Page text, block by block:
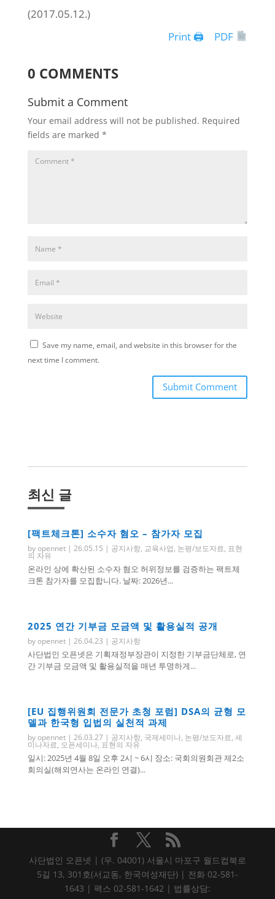
(2017.05.12.)
Print 🖨
PDF
0 COMMENTS
Submit a Comment
Your email address will not be published. Required
fields are marked *
Save my name, email, and website in this browser for the
next time I comment.
Submit Comment
최신 글
[팩트체크톤] 소수자 혐오 – 참가자 모집
byopennet| 26.05.15 | 공지사항, 교육사업, 논평/보도자료, 표현
의 자유
온라인 상에 확산된 소수자 혐오 허위정보를 검증하는 팩트체
크톤 참가자를 모집합니다. 날짜: 2026년...
2025 연간 기부금 모금액 및 활용실적 공개
byopennet| 26.04.23 | 공지사항
사단법인 오픈넷은 기획재정부장관이 지정한 기부금단체로, 연
간 기부금 모금액 및 활용실적을 매년 투명하게...
[EU 집행위원회 전문가 초청 포럼] DSA의 균형 모
델과 한국형 입법의 실천적 과제
byopennet| 26.03.27| 공지사항, 국제세미나, 논평/보도자료, 세
미나자료, 오픈세미나, 표현의 자유
일시: 2025년 4월 8일 오후 2시 ~ 6시 장소: 국회의원회관 제2소
회의실(해외연사는 온라인 연결)...
사단법인 오픈넷 | (우. 04001) 서울시 마포구 월드컵북로
5길 13, 301호(서교동, 한국여성재단) | 전화 02-581-
1643 | 팩스 02-581-1642 | 법률상담: